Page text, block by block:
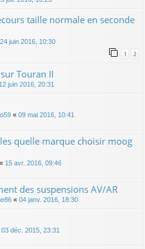
taille normale en seconde
24 juin 2016, 10:30
1 2
Touran II
12 juin 2016, 20:31
« 09 mai 2016, 10:41
quelle marque choisir moog
« 15 avr. 2016, 09:46
des suspensions AV/AR
« 04 janv. 2016, 18:30
03 déc. 2015, 23:31